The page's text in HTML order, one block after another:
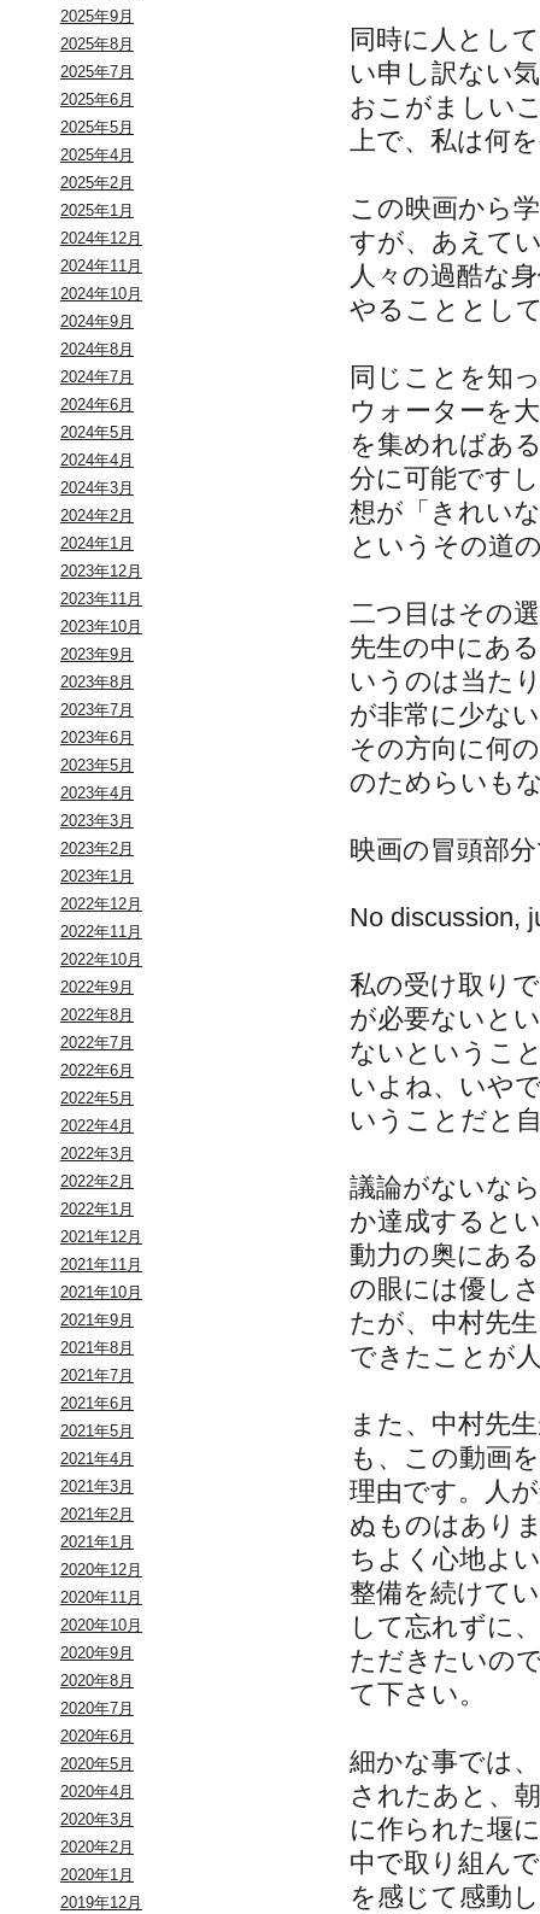
2025年9月
2025年8月
2025年7月
2025年6月
2025年5月
2025年4月
2025年2月
2025年1月
2024年12月
2024年11月
2024年10月
2024年9月
2024年8月
2024年7月
2024年6月
2024年5月
2024年4月
2024年3月
2024年2月
2024年1月
2023年12月
2023年11月
2023年10月
2023年9月
2023年8月
2023年7月
2023年6月
2023年5月
2023年4月
2023年3月
2023年2月
2023年1月
2022年12月
2022年11月
2022年10月
2022年9月
2022年8月
2022年7月
2022年6月
2022年5月
2022年4月
2022年3月
2022年2月
2022年1月
2021年12月
2021年11月
2021年10月
2021年9月
2021年8月
2021年7月
2021年6月
2021年5月
2021年4月
2021年3月
2021年2月
2021年1月
2020年12月
2020年11月
2020年10月
2020年9月
2020年8月
2020年7月
2020年6月
2020年5月
2020年4月
2020年3月
2020年2月
2020年1月
2019年12月
同時に人とし
い申し訳ない
おこがましい
上で、私は何
この映画から
すが、あえて
人々の過酷な
やることとし
同じことを知
ウォーターを
を集めればあ
分に可能です
想が「きれい
というその道
二つ目はその
先生の中にあ
いうのは当た
が非常に少な
その方向に何
のためらいも
映画の冒頭部
No discussion,
私の受け取り
が必要ないと
ないというこ
いよね、いや
いうことだと
議論がないな
か達成すると
動力の奥にあ
の眼には優し
たが、中村先
できたことが
また、中村先
も、この動画
理由です。人
ぬものはあり
ちよく心地よ
整備を続けて
して忘れずに
ただきたいの
て下さい。
細かな事では
されたあと、
に作られた堰
中で取り組ん
を感じて感動